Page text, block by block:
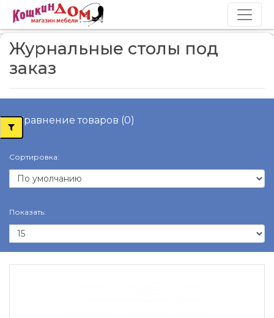
Журнальные столы под
заказ
Сравнение товаров (0)
Сортировка:
Показать: